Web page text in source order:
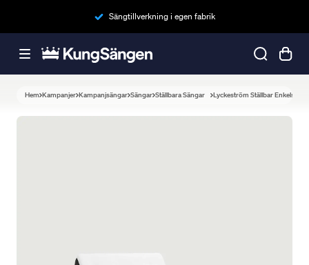
Sängtillverkning i egen fabrik
Hem Kampanjer Kampanjsängar Sängar Ställbara Sängar Lyckeström Ställbar Enkelsäng